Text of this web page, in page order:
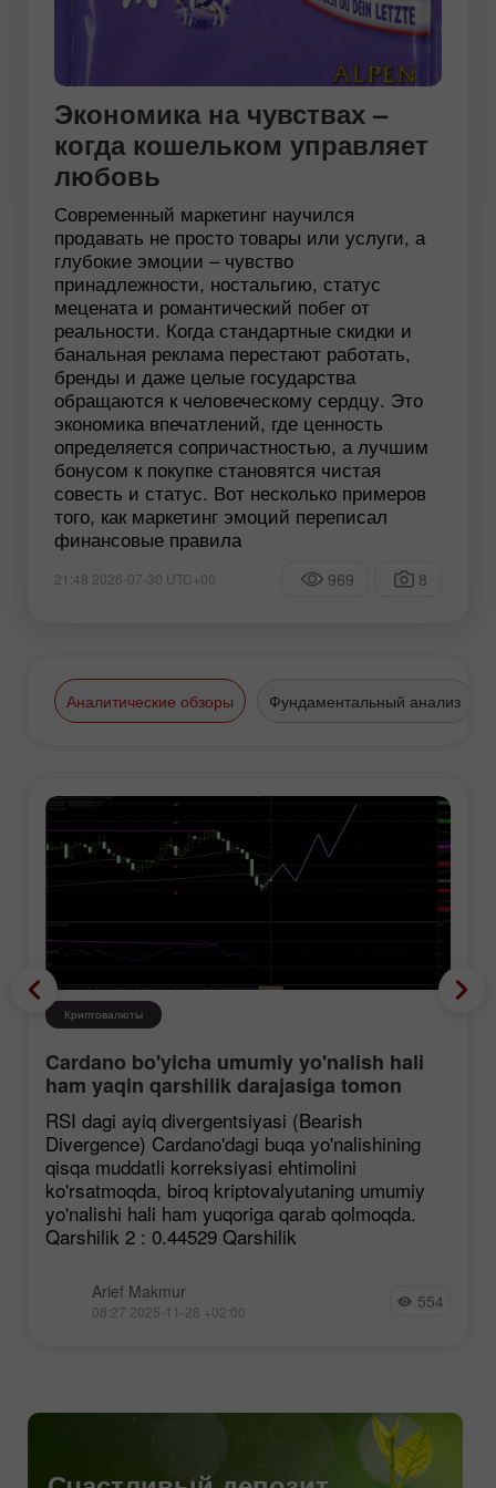
Экономика на чувствах –
когда кошельком управляет
любовь
Современный маркетинг научился
продавать не просто товары или услуги, а
глубокие эмоции – чувство
принадлежности, ностальгию, статус
мецената и романтический побег от
реальности. Когда стандартные скидки и
банальная реклама перестают работать,
бренды и даже целые государства
обращаются к человеческому сердцу. Это
экономика впечатлений, где ценность
определяется сопричастностью, а лучшим
бонусом к покупке становятся чистая
совесть и статус. Вот несколько примеров
того, как маркетинг эмоций переписал
финансовые правила
21:48 2026-07-30 UTC+00 969 8
Аналитические обзоры Фундаментальный анализ
Криптовалюты
Cardano bo'yicha umumiy yo'nalish hali
ham yaqin qarshilik darajasiga tomon
mustahkamlanmoqda, garchi korreksiya
ehtimoli mavjud bo'lsa ham.
RSI dagi ayiq divergentsiyasi (Bearish
Divergence) Cardano'dagi buqa yo'nalishining
qisqa muddatli korreksiyasi ehtimolini
ko'rsatmoqda, biroq kriptovalyutaning umumiy
yo'nalishi hali ham yuqoriga qarab qolmoqda.
Qarshilik 2 : 0.44529 Qarshilik
Arief Makmur
08:27 2025-11-28 +02:00 554